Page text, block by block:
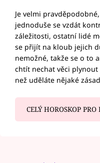
Je velmi
jednoduše se vzdát
záležitosti, ostatní lidé
se přijít na kloub jejich
nemožné, takže se o to
chtít nechat věci
než uděláte nějaké
CELÝ HOROSKOP